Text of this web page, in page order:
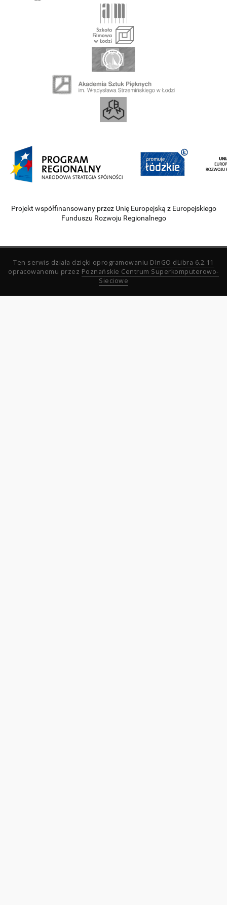
Projekt współfinansowany przez Unię Europejską z Europejskiego
Funduszu Rozwoju Regionalnego
Ten serwis działa dzięki oprogramowaniu DInGO dLibra 6.2.11
opracowanemu przez Poznańskie Centrum Superkomputerowo-
Sieciowe